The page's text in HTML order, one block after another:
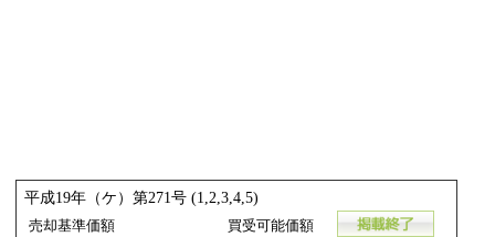
平成19年（ケ）第271号 (1,2,3,4,5)
売却基準価額 買受可能価額